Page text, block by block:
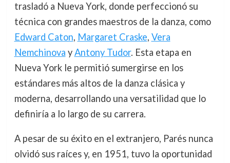
trasladó a Nueva York, donde perfeccionó su
técnica con grandes maestros de la danza, como
Edward Caton, Margaret Craske, Vera
Nemchinova yAntony Tudor. Esta etapa en
Nueva York le permitió sumergirse en los
estándares más altos de la danza clásica y
moderna, desarrollando una versatilidad que lo
definiría a lo largo de su carrera.
A pesar de su éxito en el extranjero, Parés nunca
olvidó sus raíces y, en 1951, tuvo la oportunidad